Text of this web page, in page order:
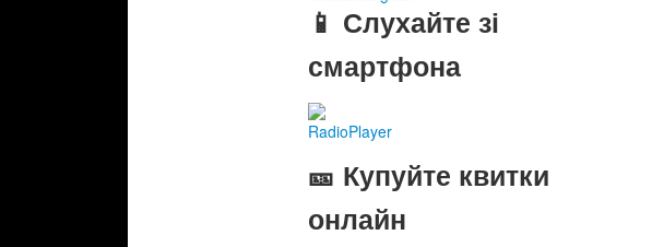
📱 Слухайте зі
смартфона
RadioPlayer
🎫 Купуйте квитки
онлайн